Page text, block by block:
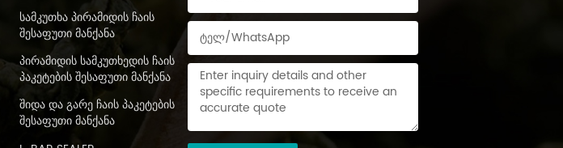
Სამკუთხა Პირამიდის Ჩაის
Შესაფუთი Მანქანა
Პირამიდის Სამკუთხედის Ჩაის
Პაკეტების Შესაფუთი Მანქანა
Შიდა Და Გარე Ჩაის Პაკეტების
Შესაფუთი Მანქანა